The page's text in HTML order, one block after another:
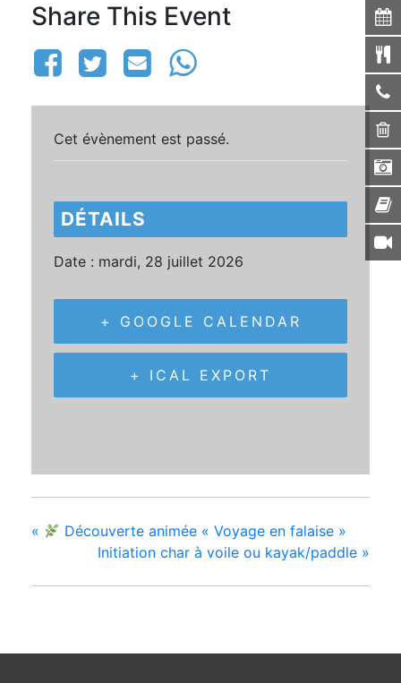
Share This Event
Cet évènement est passé.
DÉTAILS
Date : mardi, 28 juillet 2026
+ GOOGLE CALENDAR
+ ICAL EXPORT
«
Découverte animée « Voyage en falaise »
Initiation char à voile ou kayak/paddle »